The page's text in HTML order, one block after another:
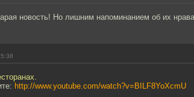
новость! Но лишним напоминанием об их
http://www.youtube.com/watch?v=BILF8YoXcmU